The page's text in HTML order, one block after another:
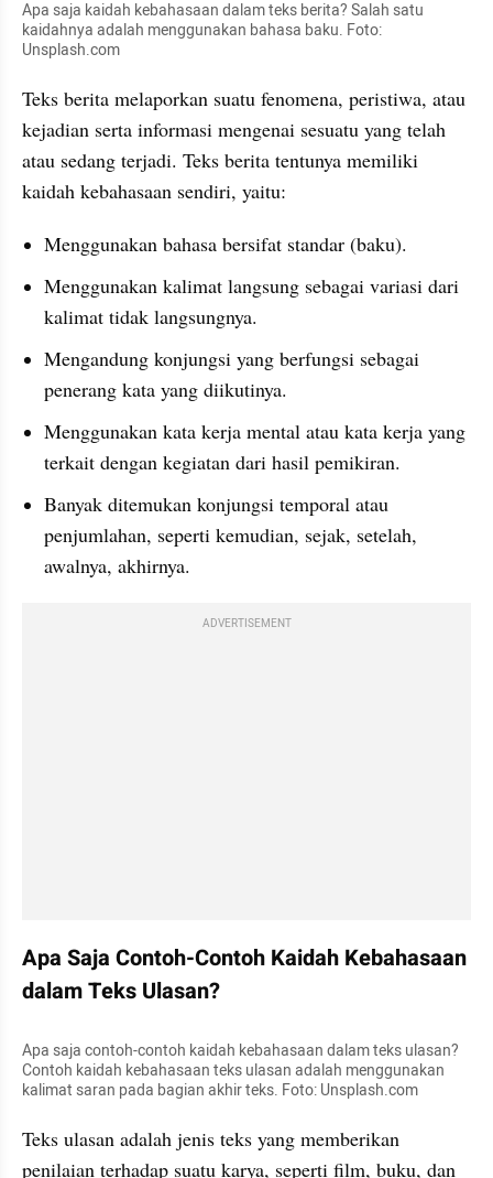
Apa saja kaidah kebahasaan dalam teks berita? Salah satu
kaidahnya adalah menggunakan bahasa baku. Foto:
Unsplash.com
Teks berita melaporkan suatu fenomena, peristiwa, atau
kejadian serta informasi mengenai sesuatu yang telah
atau sedang terjadi. Teks berita tentunya memiliki
kaidah kebahasaan sendiri, yaitu:
Menggunakan bahasa bersifat standar (baku).
Menggunakan kalimat langsung sebagai variasi dari
kalimat tidak langsungnya.
Mengandung konjungsi yang berfungsi sebagai
penerang kata yang diikutinya.
Menggunakan kata kerja mental atau kata kerja yang
terkait dengan kegiatan dari hasil pemikiran.
Banyak ditemukan konjungsi temporal atau
penjumlahan, seperti kemudian, sejak, setelah,
awalnya, akhirnya.
ADVERTISEMENT
Apa Saja Contoh-Contoh Kaidah Kebahasaan
dalam Teks Ulasan?
Apa saja contoh-contoh kaidah kebahasaan dalam teks ulasan?
Contoh kaidah kebahasaan teks ulasan adalah menggunakan
kalimat saran pada bagian akhir teks. Foto: Unsplash.com
Teks ulasan adalah jenis teks yang memberikan
penilaian terhadap suatu karya, seperti film, buku, dan